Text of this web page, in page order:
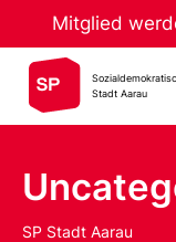
Mitglied
Stadt Aarau
SP Stadt Aarau